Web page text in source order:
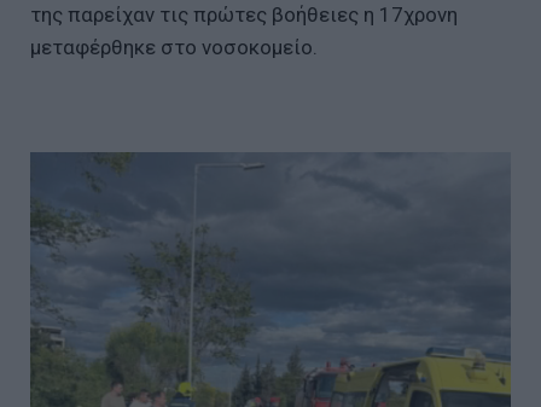
της παρείχαν τις πρώτες βοήθειες η 17χρονη
μεταφέρθηκε στο νοσοκομείο.